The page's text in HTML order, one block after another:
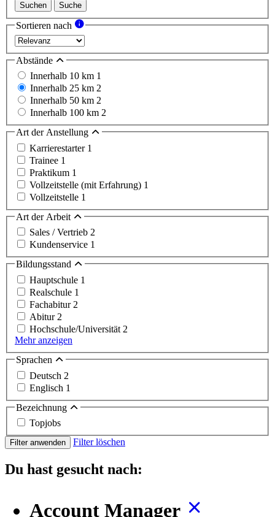
Suchen Suche
Sortieren nach
Abstände
Innerhalb 10 km 1
Innerhalb 25 km 2
Innerhalb 50 km 2
Innerhalb 100 km 2
Art der Anstellung
Karrierestarter 1
Trainee 1
Praktikum 1
Vollzeitstelle (mit Erfahrung) 1
Vollzeitstelle 1
Art der Arbeit
Sales / Vertrieb 2
Kundenservice 1
Bildungsstand
Hauptschule 1
Realschule 1
Fachabitur 2
Abitur 2
Hochschule/Universität 2
Mehr anzeigen
Sprachen
Deutsch 2
Englisch 1
Bezeichnung
Topjobs
Filter anwenden Filter löschen
Du hast gesucht nach:
Account Manager